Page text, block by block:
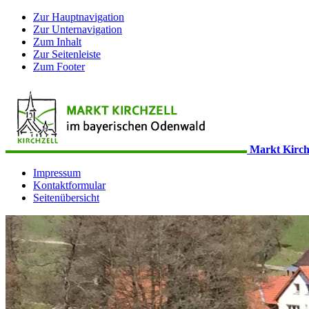
Zur Hauptnavigation
Zur Unternavigation
Zum Inhalt
Zur Seitenleiste
Zum Footer
Markt
Impressum
Kontaktformular
Seitenübersicht